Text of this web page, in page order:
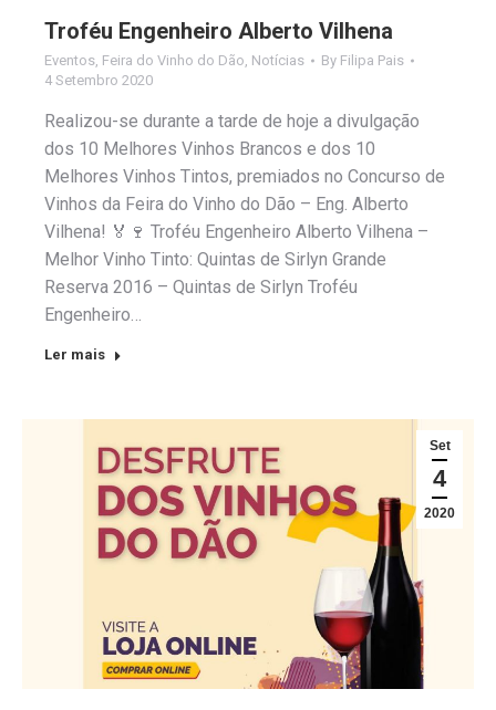
Troféu Engenheiro Alberto Vilhena
Eventos Feira do Vinho do Dão Notícias By Filipa Pais
4 Setembro 2020
Realizou-se durante a tarde de hoje a divulgação
dos 10 Melhores Vinhos Brancos e dos 10
Melhores Vinhos Tintos, premiados no Concurso de
Vinhos da Feira do Vinho do Dão – Eng. Alberto
Vilhena! 🏅🍷 Troféu Engenheiro Alberto Vilhena –
Melhor Vinho Tinto: Quintas de Sirlyn Grande
Reserva 2016 – Quintas de Sirlyn Troféu
Engenheiro…
Ler mais
Set
4
2020